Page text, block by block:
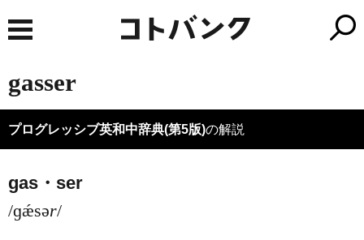
gasser
プログレッシブ英和中辞典(第5版)の解説
gas・ser
/ɡǽsər/